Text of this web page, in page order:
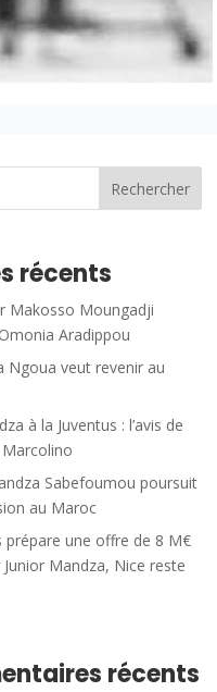
Rechercher
récents
Makosso Moungadji
Aradippou
Ngoua veut revenir au
à la Juventus : l’avis de
Sabefoumou poursuit
au Maroc
prépare une offre de 8 M€
Mandza, Nice reste
récents